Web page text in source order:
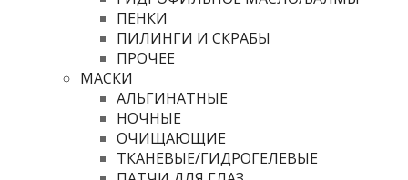
ПЕНКИ
ПИЛИНГИ И СКРАБЫ
ПРОЧЕЕ
МАСКИ
АЛЬГИНАТНЫЕ
НОЧНЫЕ
ОЧИЩАЮЩИЕ
ТКАНЕВЫЕ/ГИДРОГЕЛЕВЫЕ